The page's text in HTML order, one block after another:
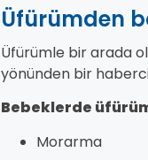
Üfürümden
Üfürümle bir arada
yönünden bir
Bebeklerde
Morarma